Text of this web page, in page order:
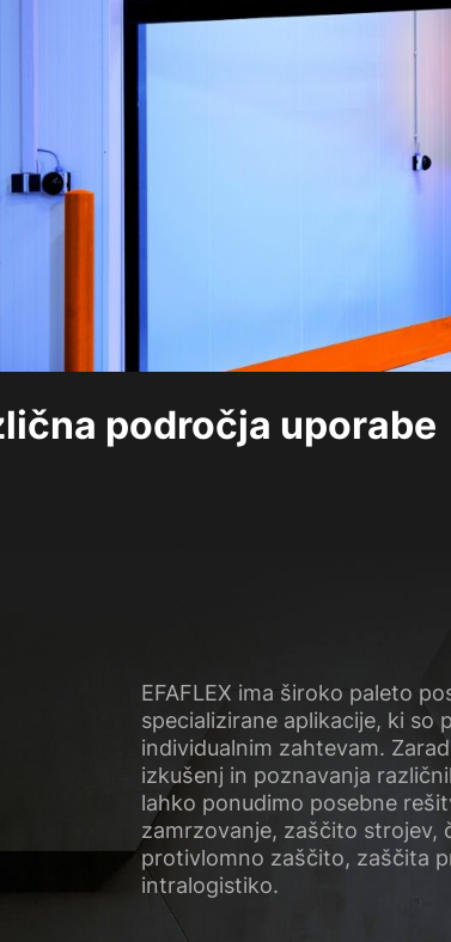
področja uporabe
EFAFLEX ima široko paleto
specializirane aplikacije, ki so
individualnim zahtevam.
izkušenj in poznavanja
lahko ponudimo posebne
zamrzovanje, zaščito strojev,
protivlomno zaščito, zaščita
intralogistiko.